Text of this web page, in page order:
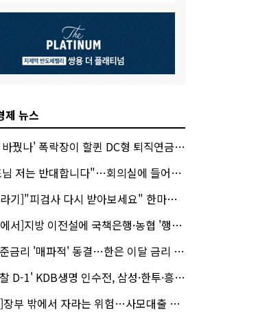
제 뉴스
나' 폭락장이 할퀸 DC형 퇴직연금…전문가 조언은
저는 반대합니다"…회의실에 들어온 신한금융 AI
]"피검사 다시 받아보세요" 한마디에 보험금 못 받을 뻔?
]지방 이전설에 국책은행·농협 '행동파'…금감원 '신중모드'
금리 '매파적' 동결…한은 이달 금리 향방은?
D-1' KDB생명 인수전, 삼성·한투·흥국 셈법은?
부 밖에서 자라는 위험…사모대출 시장과 AI